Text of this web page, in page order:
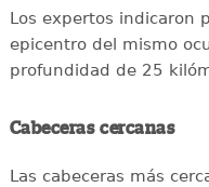
Los expertos indicaron
epicentro del mismo
profundidad de 25
Cabeceras cercanas
Las cabeceras más